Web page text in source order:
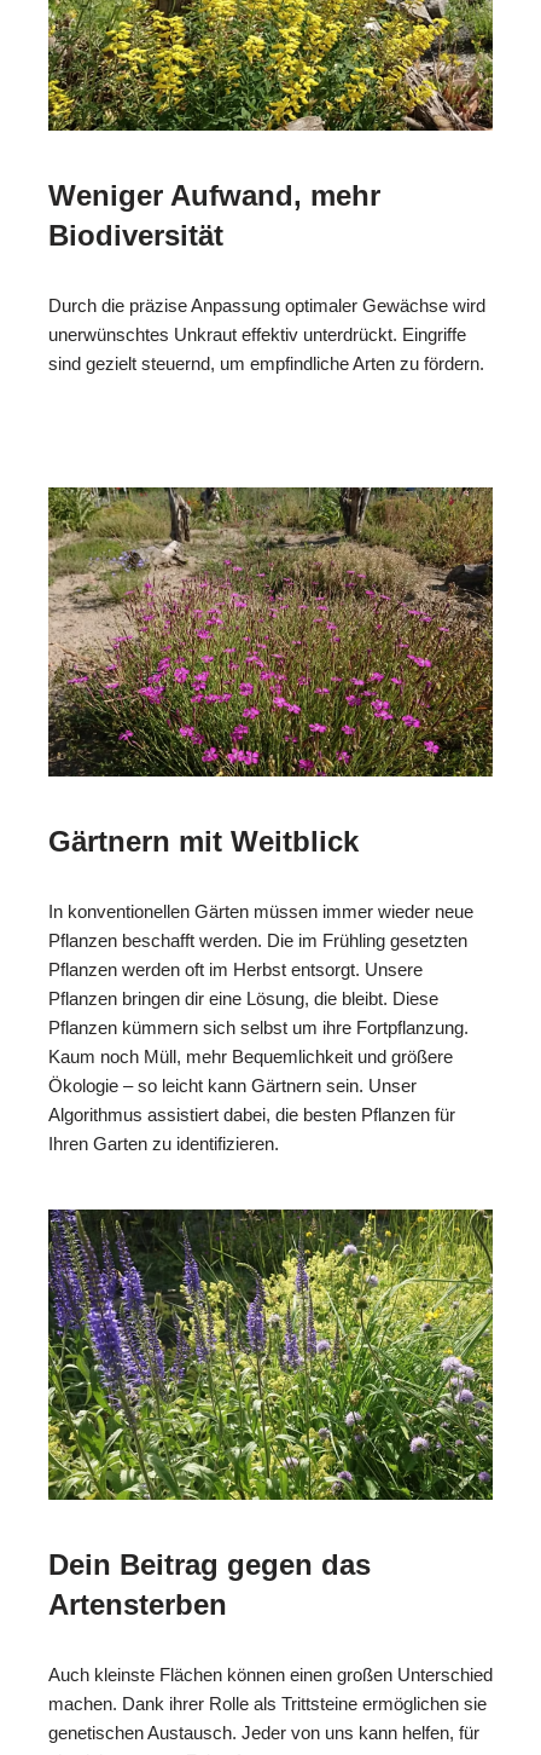
Weniger Aufwand, mehr
Biodiversität
Durch die präzise Anpassung optimaler Gewächse wird
unerwünschtes Unkraut effektiv unterdrückt. Eingriffe
sind gezielt steuernd, um empfindliche Arten zu fördern.
Gärtnern mit Weitblick
In konventionellen Gärten müssen immer wieder neue
Pflanzen beschafft werden. Die im Frühling gesetzten
Pflanzen werden oft im Herbst entsorgt. Unsere
Pflanzen bringen dir eine Lösung, die bleibt. Diese
Pflanzen kümmern sich selbst um ihre Fortpflanzung.
Kaum noch Müll, mehr Bequemlichkeit und größere
Ökologie – so leicht kann Gärtnern sein. Unser
Algorithmus assistiert dabei, die besten Pflanzen für
Ihren Garten zu identifizieren.
Dein Beitrag gegen das
Artensterben
Auch kleinste Flächen können einen großen Unterschied
machen. Dank ihrer Rolle als Trittsteine ermöglichen sie
genetischen Austausch. Jeder von uns kann helfen, für